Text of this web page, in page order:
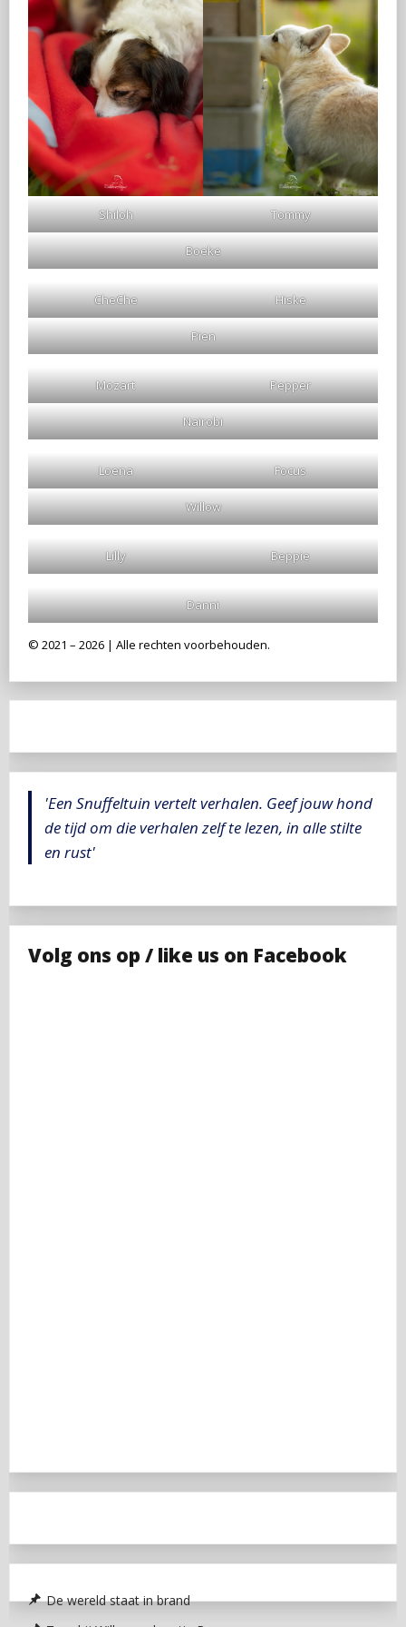
Shiloh Tommy
Boeke
CheChe Hiske
Pien
Mozart Pepper
Nairobi
Loena Focus
Willow
Lilly Beppie
Danni
© 2021 – 2026 | Alle rechten voorbehouden.
'Een Snuffeltuin vertelt verhalen. Geef jouw hond
de tijd om die verhalen zelf te lezen, in alle stilte
en rust'
Volg ons op / like us on Facebook
De wereld staat in brand